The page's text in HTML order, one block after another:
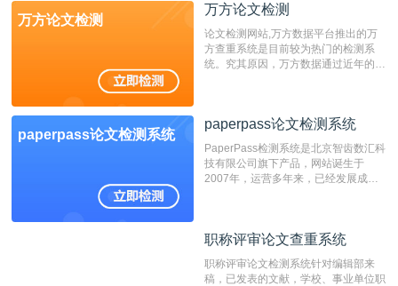
万方论文检测
万方论文检测
论文检测网站,万方数据平台推出的万
方查重系统是目前较为热门的检测系
统。究其原因，万方数据通过近年的发
非。其次，相对于知网而言，万方检测
重的推荐系统。
paperpass论文检测系统
paperpass论文检测系统
PaperPass检测系统是北京智齿数汇科
技有限公司旗下产品，网站诞生于
2007年，运营多年来，已经发展成为
检测速度快、精度高，市场反映良好。
职称评审论文查重系统
职称评审论文检测系统针对编辑部来
稿，已发表的文献，学校、事业单位职